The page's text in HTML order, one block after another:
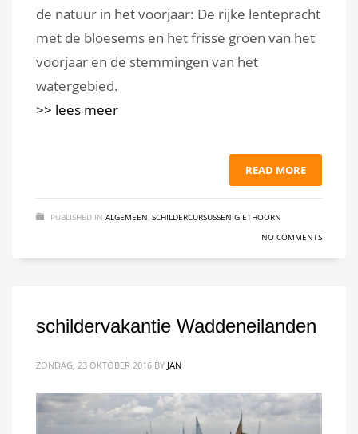
de natuur in het voorjaar: De rijke lentepracht
met de bloesems en het frisse groen van het
voorjaar en de stemmingen van het
watergebied.
>> lees meer
READ MORE
PUBLISHED IN ALGEMEEN SCHILDERCURSUSSEN GIETHOORN
NO COMMENTS
schildervakantie Waddeneilanden
ZONDAG, 23 OKTOBER 2016 BY JAN